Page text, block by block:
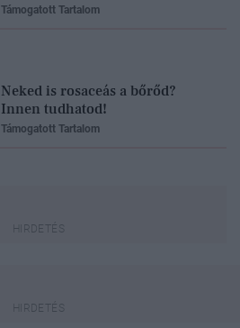
Támogatott Tartalom
Neked is rosaceás a bőrőd?
Innen tudhatod!
Támogatott Tartalom